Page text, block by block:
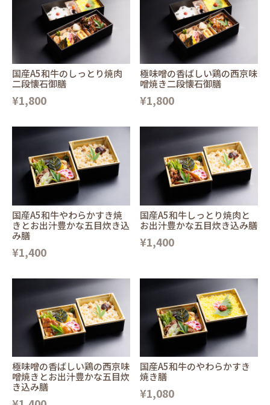
国産A5和牛のしっとり焼肉
二段懐石御膳
¥1,800
極味噌の香ばしい鶏の西京味
噌焼き二段懐石御膳
¥1,800
国産A5和牛やわらかすき焼
きとお出汁豊かな五目炊き込
み膳
¥1,400
国産A5和牛しっとり焼肉と
お出汁豊かな五目炊き込み膳
¥1,400
極味噌の香ばしい鶏の西京味
噌焼きとお出汁豊かな五目炊
き込み膳
国産A5和牛のやわらかすき
焼き膳
¥1,080